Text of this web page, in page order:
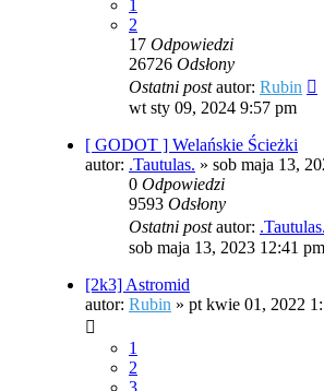
1
2
17 Odpowiedzi
26726 Odsłony
Ostatni postautor: Rubin
wt sty 09, 2024 9:57 pm
[ GODOT ] Welańskie Ścieżki
autor: .Tautulas. » sob maja 13,
0 Odpowiedzi
9593 Odsłony
Ostatni postautor: .Tautulas.
sob maja 13, 2023 12:41 pm
[2k3] Astromid
autor: Rubin » pt kwie 01, 2022
1
2